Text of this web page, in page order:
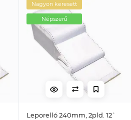
Nagyon keresett
Népszerű
Leporelló 240mm, 2pld. 12`